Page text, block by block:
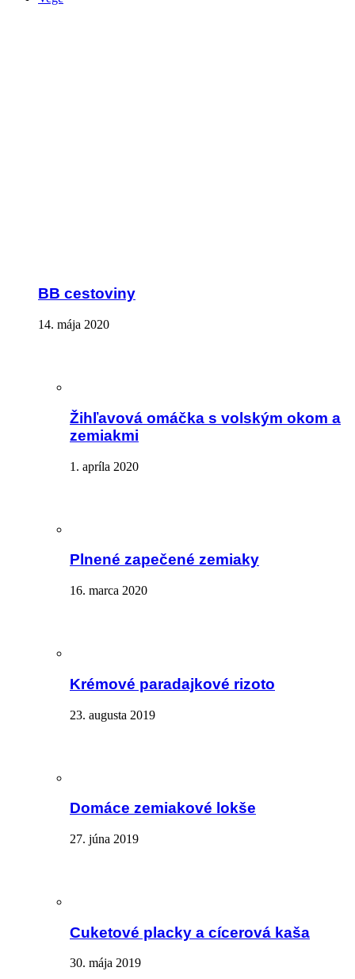
BB cestoviny
14. mája 2020
Žihľavová omáčka s volským okom a
zemiakmi
1. apríla 2020
Plnené zapečené zemiaky
16. marca 2020
Krémové paradajkové rizoto
23. augusta 2019
Domáce zemiakové lokše
27. júna 2019
Cuketové placky a cícerová kaša
30. mája 2019